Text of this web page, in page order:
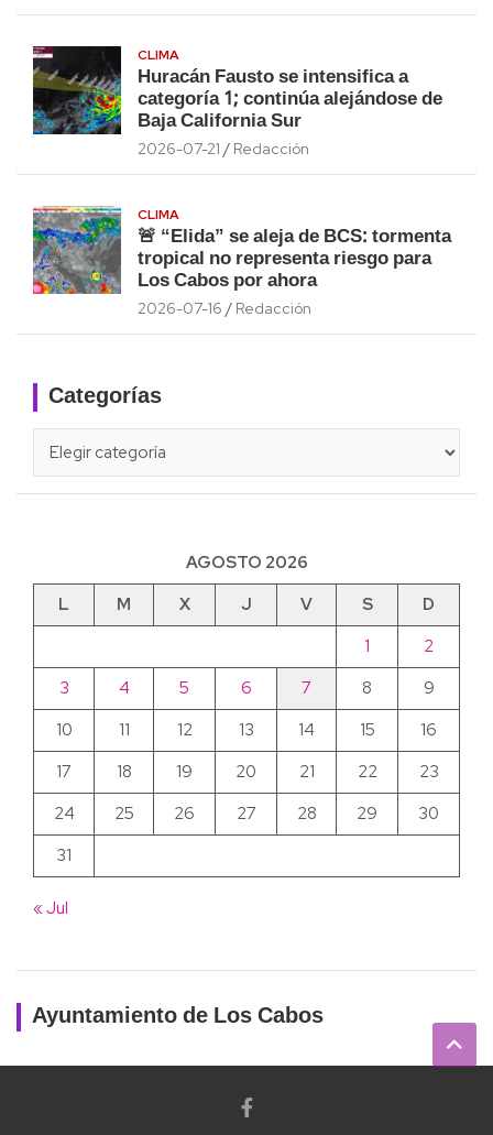
CLIMA
Huracán Fausto se intensifica a
categoría 1; continúa alejándose de
Baja California Sur
2026-07-21 Redacción
CLIMA
🚨 “Elida” se aleja de BCS: tormenta
tropical no representa riesgo para
Los Cabos por ahora
2026-07-16 Redacción
Categorías
AGOSTO 2026
L
M X J V S
D
1
2
3
4 5 6 7 8
9
10
11 12 13 14 15
16
17
18 19 20 21 22
23
24
25 26 27 28 29
30
31
« Jul
Ayuntamiento de Los Cabos